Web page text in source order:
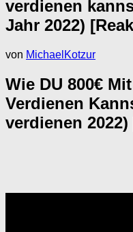
verdienen
Jahr 2022)
von MichaelKotzur
Wie DU 800€
Verdienen
verdienen